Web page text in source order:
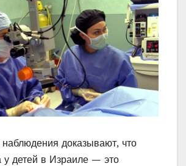
наблюдения доказывают, что
у детей в Израиле — это